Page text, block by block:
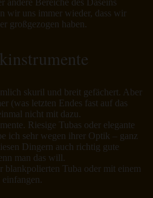
wir uns immer wieder, dass wir
großgezogen haben.
skuril und breit gefächert. Aber
(was letzten Endes fast auf das
nicht mit dazu.
Riesige Tubas oder elegante
ich sehr wegen ihrer Optik – ganz
Dingern auch richtig gute
man das will.
blankpolierten Tuba oder mit einem